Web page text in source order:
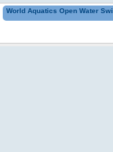
World Aquatics Open Water